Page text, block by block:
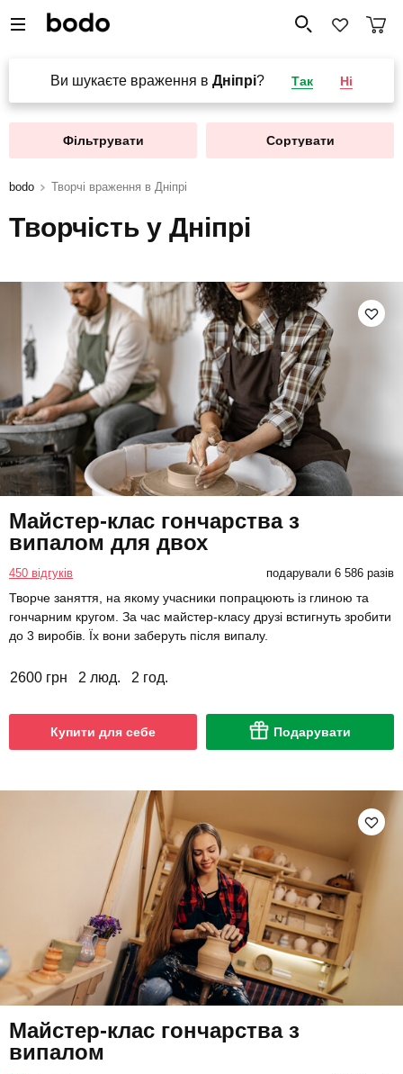
Ви шукаєте враження в Дніпрі? Так Ні
Фільтрувати Сортувати
bodo Творчі враження в Дніпрі
Творчість у Дніпрі
Майстер-клас гончарства з
випалом для двох
450 відгуків подарували 6 586 разів
Творче заняття, на якому учасники попрацюють із глиною та
гончарним кругом. За час майстер-класу друзі встигнуть зробити
до 3 виробів. Їх вони заберуть після випалу.
2600 грн 2 люд. 2 год.
Купити для себе Подарувати
Майстер-клас гончарства з
випалом